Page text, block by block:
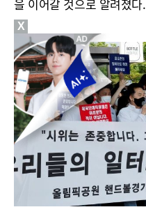
을 이어갈 것으로 알려졌다.
X